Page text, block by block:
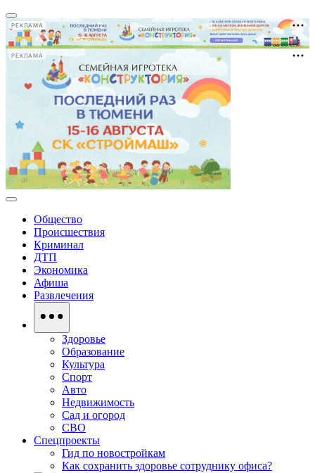
РЕКЛАМА
РЕКЛАМА
Общество
Происшествия
Криминал
ДТП
Экономика
Афиша
Развлечения
Здоровье
Образование
Культура
Спорт
Авто
Недвижимость
Сад и огород
СВО
Спецпроекты
Гид по новостройкам
Как сохранить здоровье сотруднику офиса?